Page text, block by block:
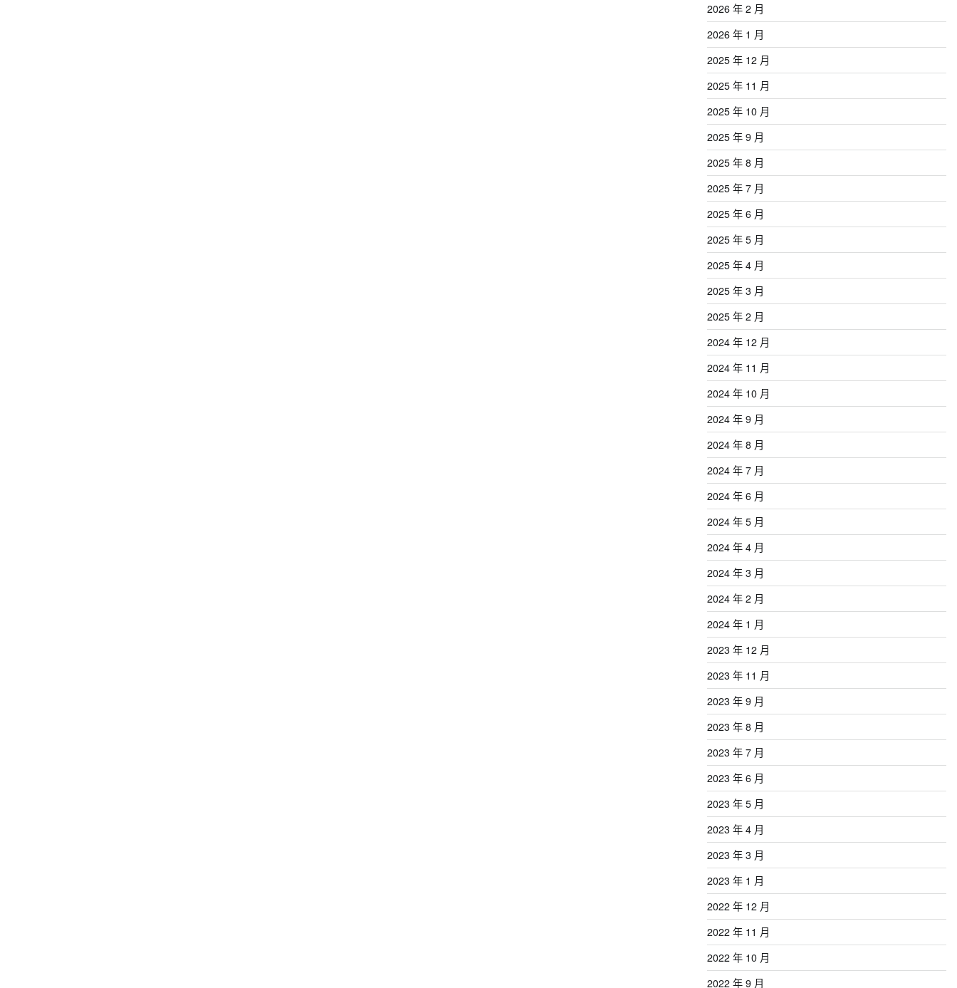
2026 年 2 月
2026 年 1 月
2025 年 12 月
2025 年 11 月
2025 年 10 月
2025 年 9 月
2025 年 8 月
2025 年 7 月
2025 年 6 月
2025 年 5 月
2025 年 4 月
2025 年 3 月
2025 年 2 月
2024 年 12 月
2024 年 11 月
2024 年 10 月
2024 年 9 月
2024 年 8 月
2024 年 7 月
2024 年 6 月
2024 年 5 月
2024 年 4 月
2024 年 3 月
2024 年 2 月
2024 年 1 月
2023 年 12 月
2023 年 11 月
2023 年 9 月
2023 年 8 月
2023 年 7 月
2023 年 6 月
2023 年 5 月
2023 年 4 月
2023 年 3 月
2023 年 1 月
2022 年 12 月
2022 年 11 月
2022 年 10 月
2022 年 9 月